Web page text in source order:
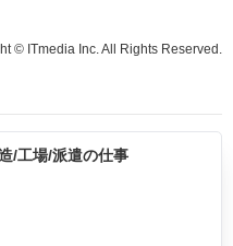
© ITmedia Inc. All Rights Reserved.
/工場/派遣の仕事